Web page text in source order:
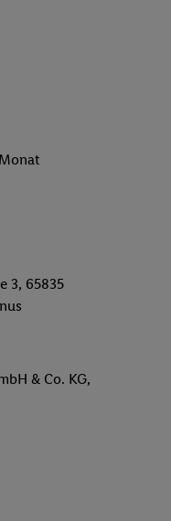
3, 65835
& Co. KG,